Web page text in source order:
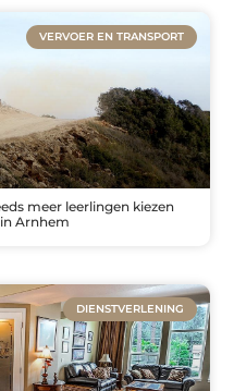
VERVOER EN TRANSPORT
meer leerlingen kiezen
Arnhem
DIENSTVERLENING